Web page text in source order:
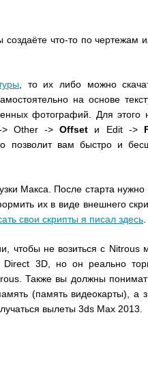
создаёте что-то по чертежам
, то их либо можно
на основе
фотографий. Для этого
-> Other ->Offset и Edit ->
позволит вам быстро и
Макса. После старта нужно
их в виде внешнего
свои скрипты я писал здесь
чтобы не возиться с Nitrous
3D, но он реально
Также вы должны
(память видеокарты), а
вылеты 3ds Max 2013.